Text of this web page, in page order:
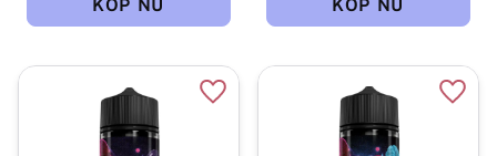
Lägg till i favoriter